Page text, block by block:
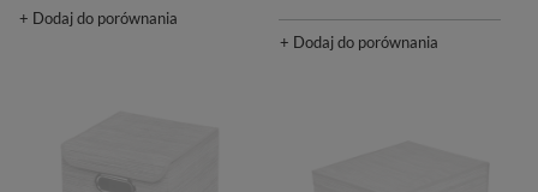
+ Dodaj do porównania
+ Dodaj do porównania